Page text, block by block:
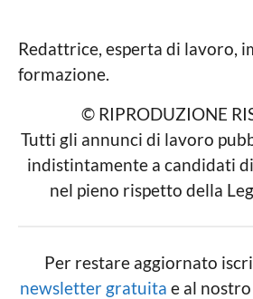
Redattrice, esperta di lavoro,
formazione.
© RIPRODUZIONE
Tutti gli annunci di lavoro
indistintamente a candidati
nel pieno rispetto della
Per restare aggiornato
newsletter gratuita e al nostro